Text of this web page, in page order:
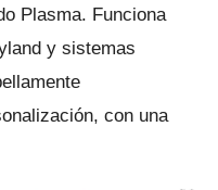
Plasma. Funciona
y sistemas
con una